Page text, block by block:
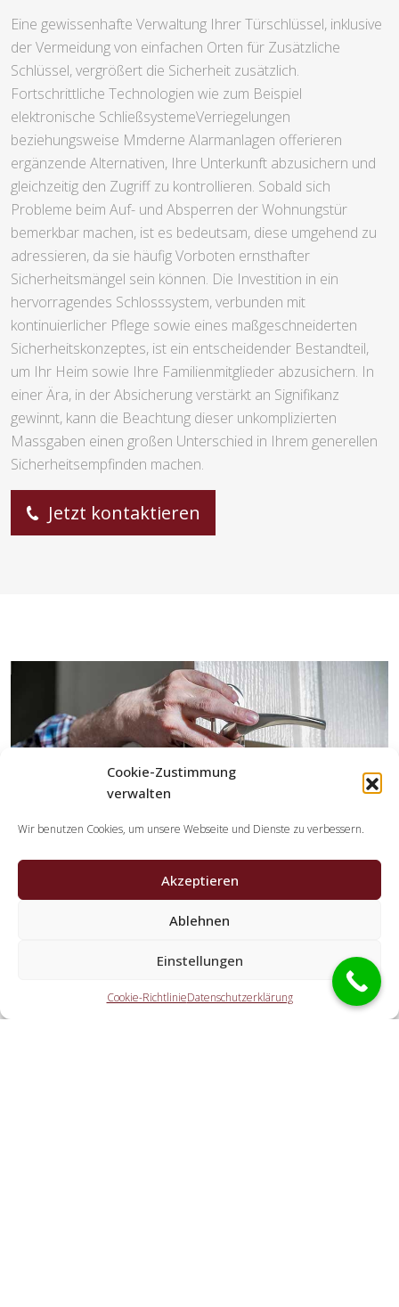
Cookie-Zustimmung
verwalten
Wir benutzen Cookies, um unsere Webseite und Dienste zu verbessern.
Akzeptieren
Ablehnen
Einstellungen
Cookie-RichtlinieDatenschutzerklärung
Eine gewissenhafte Verwaltung Ihrer Türschlüssel, inklusive
der Vermeidung von einfachen Orten für Zusätzliche
Schlüssel, vergrößert die Sicherheit zusätzlich.
Fortschrittliche Technologien wie zum Beispiel
elektronische SchließsystemeVerriegelungen
beziehungsweise Mmderne Alarmanlagen offerieren
ergänzende Alternativen, Ihre Unterkunft abzusichern und
gleichzeitig den Zugriff zu kontrollieren. Sobald sich
Probleme beim Auf- und Absperren der Wohnungstür
bemerkbar machen, ist es bedeutsam, diese umgehend zu
adressieren, da sie häufig Vorboten ernsthafter
Sicherheitsmängel sein können. Die Investition in ein
hervorragendes Schlosssystem, verbunden mit
kontinuierlicher Pflege sowie eines maßgeschneiderten
Sicherheitskonzeptes, ist ein entscheidender Bestandteil,
um Ihr Heim sowie Ihre Familienmitglieder abzusichern. In
einer Ära, in der Absicherung verstärkt an Signifikanz
gewinnt, kann die Beachtung dieser unkomplizierten
Massgaben einen großen Unterschied in Ihrem generellen
Sicherheitsempfinden machen.
Jetzt kontaktieren
Schlüsseldienst Spezialisten?
Die Partner übernehmen jegliche Leistungen, die Sie von